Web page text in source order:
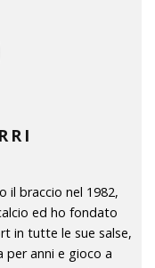
il braccio nel 1982,
ed ho fondato
in tutte le sue salse,
per anni e gioco a